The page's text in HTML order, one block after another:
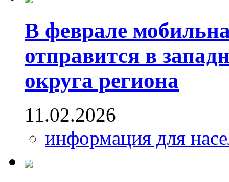
В феврале
отправится в
округа региона
11.02.2026
информация для